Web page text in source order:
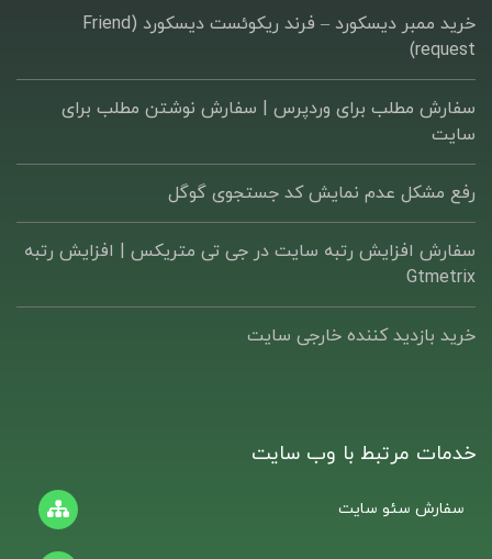
خرید ممبر دیسکورد – فرند ریکوئست دیسکورد (Friend
request)
سفارش مطلب برای وردپرس |‌ سفارش نوشتن مطلب برای
سایت
رفع مشکل عدم نمایش کد جستجوی گوگل
سفارش افزایش رتبه سایت در جی تی متریکس | افزایش رتبه
Gtmetrix
خرید بازدید کننده خارجی سایت
خدمات مرتبط با وب سایت
سفارش سئو سایت